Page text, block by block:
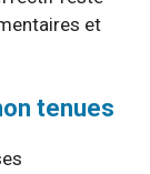
et
tenues